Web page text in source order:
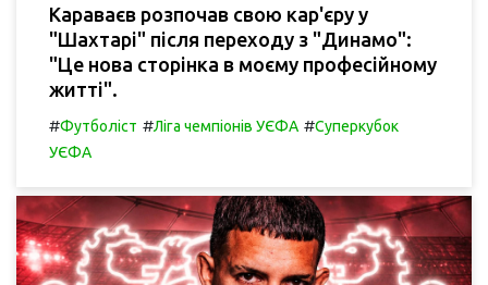
Караваєв розпочав свою кар'єру у
"Шахтарі" після переходу з "Динамо":
"Це нова сторінка в моєму професійному
житті".
#Футболіст #Ліга чемпіонів УЄФА #Суперкубок
УЄФА